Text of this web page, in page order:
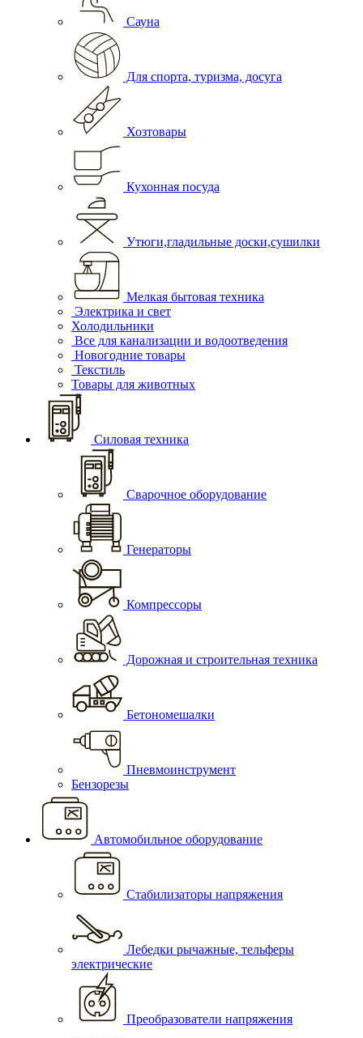
Сауна
Для спорта, туризма, досуга
Хозтовары
Кухонная посуда
Утюги,гладильные доски,сушилки
Мелкая бытовая техника
Электрика и свет
Холодильники
Все для канализации и водоотведения
Новогодние товары
Текстиль
Товары для животных
Силовая техника
Сварочное оборудование
Генераторы
Компрессоры
Дорожная и строительная техника
Бетономешалки
Пневмоинструмент
Бензорезы
Автомобильное оборудование
Стабилизаторы напряжения
Лебедки рычажные, тельферы
электрические
Преобразователи напряжения